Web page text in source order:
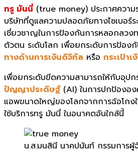
ทรู มันนี่ (true money) ประกาศความ
บริษัทที่ดูแลความปลอดภัยทางไซเบอร์
เชี่ยวชาญในการป้องกันการหลอกลวงท
ตัวตน ระดับโลก เพื่อยกระดับการป้องกั
ทางด้านการเงินดิจิทัล หรือ กระเป๋า
เพื่อยกระดับขีดความสามารถให้กับอุป
ปัญญาประดิษฐ์(AI) ในการปกป้องอ
แอพขนาดใหญ่ของโลกจากการฉ้อโกง
ใช้บริการทรู มันนี่ ในอนาคตอันใกล้นี้
น.ส.มนสินี นาคปนันท์ กรรมการ